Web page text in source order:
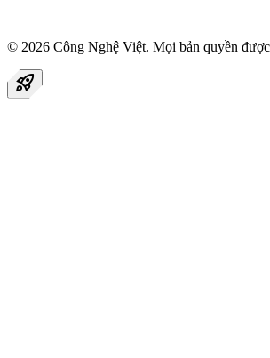
© 2026 Công Nghệ Việt. Mọi bản quyền
rocket_launch